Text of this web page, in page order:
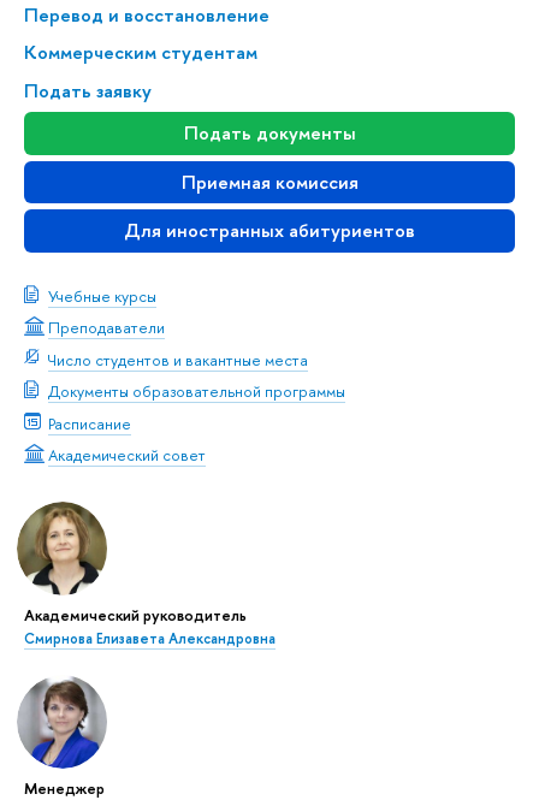
Перевод и восстановление
Коммерческим студентам
Подать заявку
Подать документы
Приемная комиссия
Для иностранных абитуриентов
Учебные курсы
Преподаватели
Число студентов и вакантные места
Документы образовательной программы
Расписание
Академический совет
Академический руководитель
Смирнова Елизавета Александровна
Менеджер